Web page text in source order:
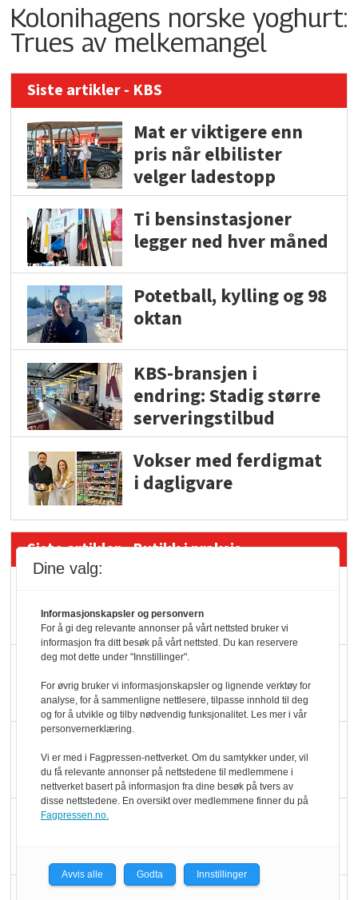
Kolonihagens norske yoghurt:
Trues av melkemangel
Siste artikler - KBS
Mat er viktigere enn
pris når elbilister
velger ladestopp
Ti bensinstasjoner
legger ned hver måned
Potetball, kylling og 98
oktan
KBS-bransjen i
endring: Stadig større
serveringstilbud
Vokser med ferdigmat
i dagligvare
Siste artikler - Butikk i praksis
dundrer videre
Slik opprettholdes
ølsalget
hyller
Dine valg:
Informasjonskapsler og personvern
For å gi deg relevante annonser på vårt nettsted bruker vi
informasjon fra ditt besøk på vårt nettsted. Du kan reservere
deg mot dette under "Innstillinger".
For øvrig bruker vi informasjonskapsler og lignende verktøy for
analyse, for å sammenligne nettlesere, tilpasse innhold til deg
og for å utvikle og tilby nødvendig funksjonalitet. Les mer i vår
personvernerklæring.
Vi er med i Fagpressen-nettverket. Om du samtykker under, vil
du få relevante annonser på nettstedene til medlemmene i
nettverket basert på informasjon fra dine besøk på tvers av
disse nettstedene. En oversikt over medlemmene finner du på
Fagpressen.no.
Avvis alle Godta Innstillinger